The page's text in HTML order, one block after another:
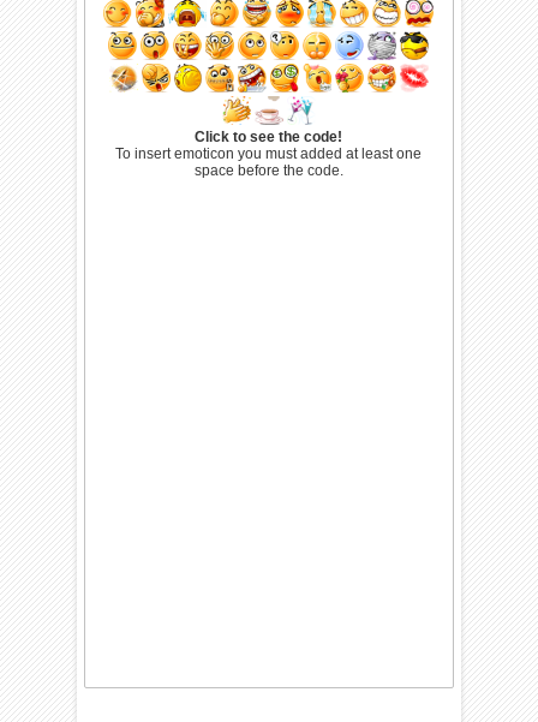
Click to see the code!
To insert emoticon you must added at least one
space before the code.